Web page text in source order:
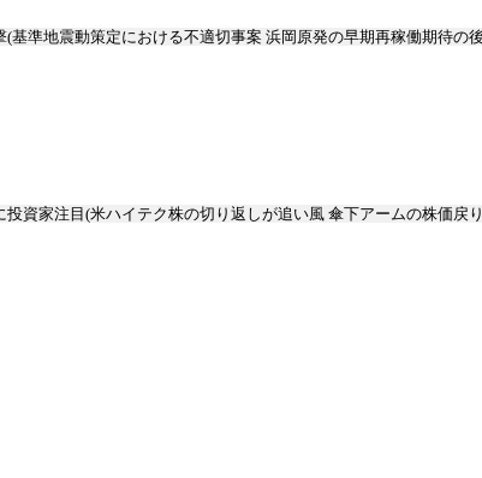
基準地震動策定における不適切事案 浜岡原発の早期再稼働期待の
資家注目(米ハイテク株の切り返しが追い風 傘下アームの株価戻